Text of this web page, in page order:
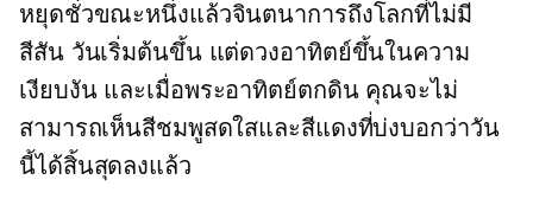
หยุดชั่วขณะหนึ่งแล้วจินตนาการถึงโลกที่ไม่มี
สีสัน วันเริ่มต้นขึ้น แต่ดวงอาทิตย์ขึ้นในความ
เงียบงัน และเมื่อพระอาทิตย์ตกดิน คุณจะไม่
สามารถเห็นสีชมพูสดใสและสีแดงที่บ่งบอกว่าวัน
นี้ได้สิ้นสุดลงแล้ว